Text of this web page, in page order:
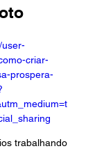
criar-
prospera-
trabalhando